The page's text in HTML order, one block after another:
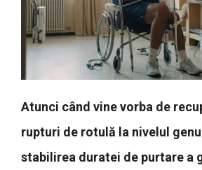
Atunci când vine vorba de
rupturi de rotulă la nivelul
stabilirea duratei de purtare a